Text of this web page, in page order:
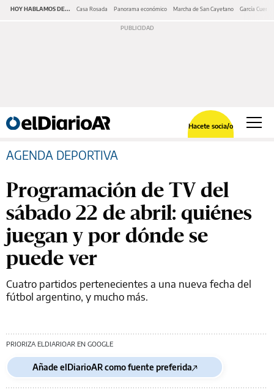
HOY HABLAMOS DE... Casa Rosada Panorama económico Marcha de San Cayetano García Cuerva
Hacete socia/o
AGENDA DEPORTIVA
Programación de TV del
sábado 22 de abril: quiénes
juegan y por dónde se
puede ver
Cuatro partidos pertenecientes a una nueva fecha del
fútbol argentino, y mucho más.
PRIORIZA ELDIARIOAR EN GOOGLE
Añade elDiarioAR como fuente preferida